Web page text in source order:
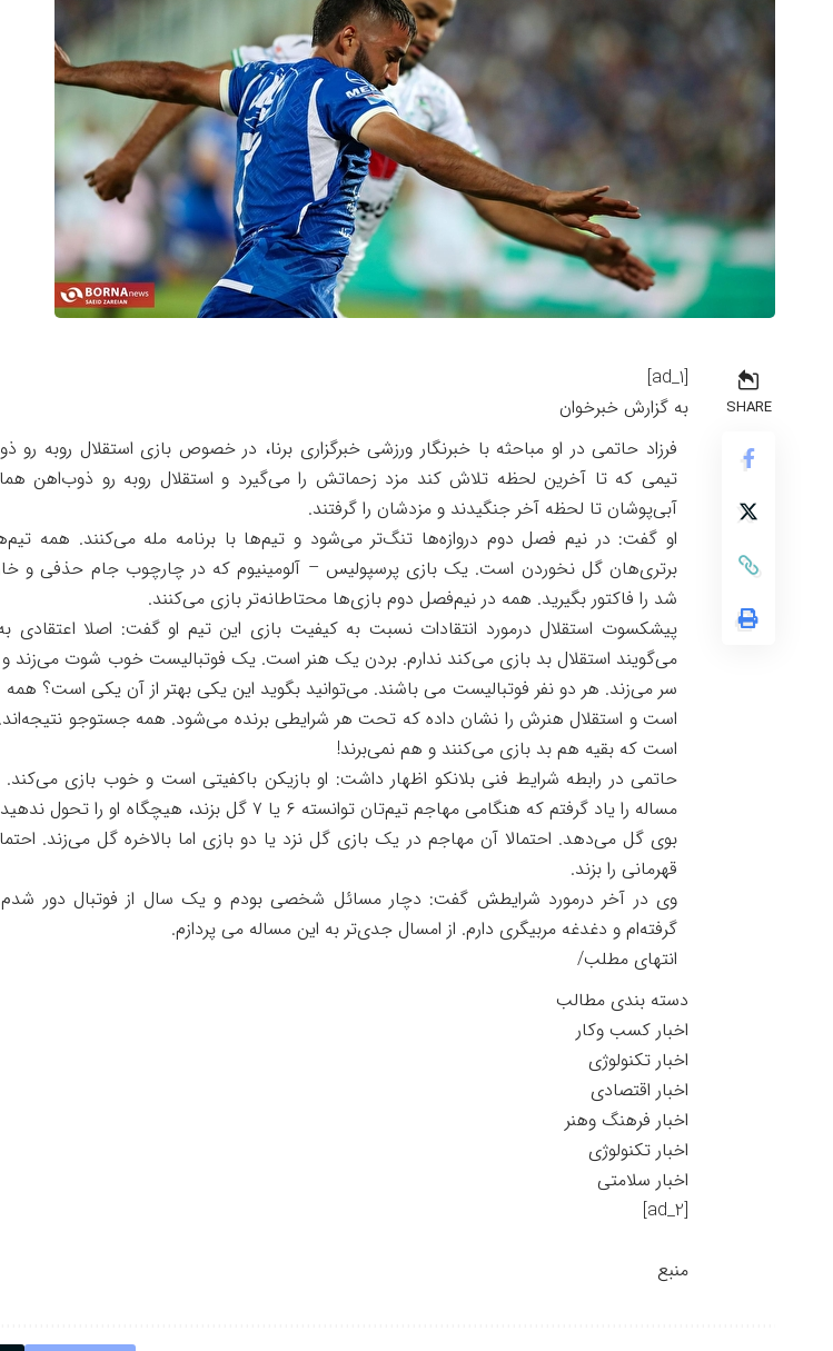
SHARE
[ad_1]
به گزارش خبرخوان
فرزاد حاتمی در او مباحثه با خبرنگار ورزشی خبرگزاری برنا، در خصوص بازی استقلال روبه
تیمی که تا آخرین لحظه تلاش کند مزد زحماتش را می‌گیرد و استقلال روبه رو ذوب‌اهن
آبی‌پوشان تا لحظه آخر جنگیدند و مزدشان را گرفتند.
او گفت: در نیم فصل دوم دروازه‌ها تنگ‌تر می‌شود و تیم‌ها با برنامه مله می‌کنند. همه تیم‌ها
برتری‌هان گل نخوردن است. یک بازی پرسپولیس – آلومینیوم که در چارچوب جام حذفی و
شد را فاکتور بگیرید. همه در نیم‌فصل دوم بازی‌ها محتاطانه‌تر بازی می‌‌کنند.
پیشکسوت استقلال درمورد انتقادات نسبت به کیفیت بازی این تیم او گفت: اصلا اعتقادی
می‌گویند استقلال بد بازی می‌کند ندارم. بردن یک هنر است. یک فوتبالیست خوب شوت می‌زند
سر می‌زند. هر دو نفر فوتبالیست می باشند. می‌توانید بگوید این یکی بهتر از آن یکی است؟ همه
است و استقلال هنرش را نشان داده که تحت هر شرایطی برنده می‌شود. همه جستوجو
است که بقیه هم بد بازی می‌کنند و هم نمی‌برند!
حاتمی در رابطه شرایط فنی بلانکو اظهار داشت: او بازیکن باکفیتی است و خوب بازی می‌کند.
مساله را یاد گرفتم که هنگامی مهاجم تیم‌تان توانسته ۶ یا ۷ گل بزند،
بوی گل می‌دهد. احتمالا آن مهاجم در یک بازی گل نزد یا دو بازی اما بالاخره گل می‌زند.
قهرمانی را بزند.
وی در آخر درمورد شرایطش گفت: دچار مسائل شخصی بودم و یک سال از فوتبال دور شدم.
گرفته‌ام و دغدغه مربیگری دارم. از امسال جدی‌تر به این مساله می پردازم.
انتهای مطلب/
دسته بندی مطالب
اخبار کسب وکار
اخبار تکنولوژی
اخبار اقتصادی
اخبار فرهنگ وهنر
اخبار تکنولوژی
اخبار سلامتی
[ad_2]
منبع